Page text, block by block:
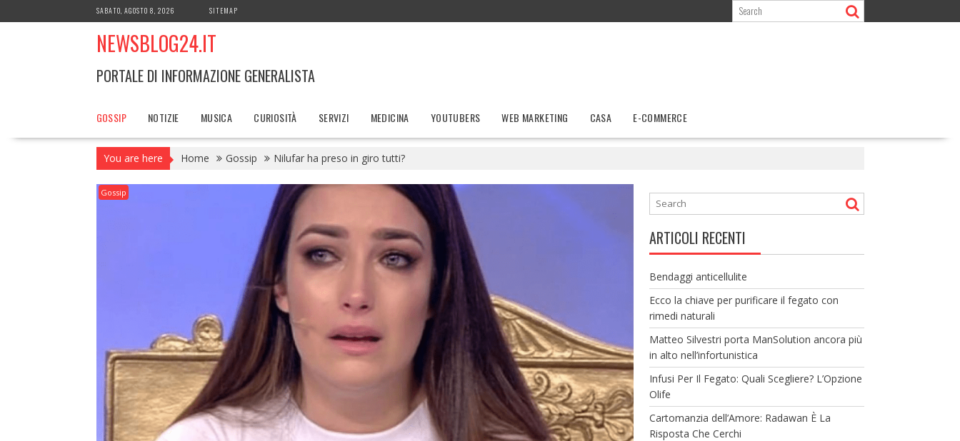
to
SABATO, AGOSTO 8, 2026 SITEMAP
NEWSBLOG24.IT
PORTALE DI INFORMAZIONE GENERALISTA
GOSSIP NOTIZIE MUSICA CURIOSITÀ SERVIZI MEDICINA YOUTUBERS WEB MARKETING CASA E-COMMERCE
You are here Home Gossip Nilufar ha preso in giro tutti?
Gossip
ARTICOLI RECENTI
Bendaggi anticellulite
Ecco la chiave per purificare il fegato con
rimedi naturali
Matteo Silvestri porta ManSolution ancora più
in alto nell’infortunistica
Infusi Per Il Fegato: Quali Scegliere? L’Opzione
Olife
Cartomanzia dell’Amore: Radawan È La
Risposta Che Cerchi